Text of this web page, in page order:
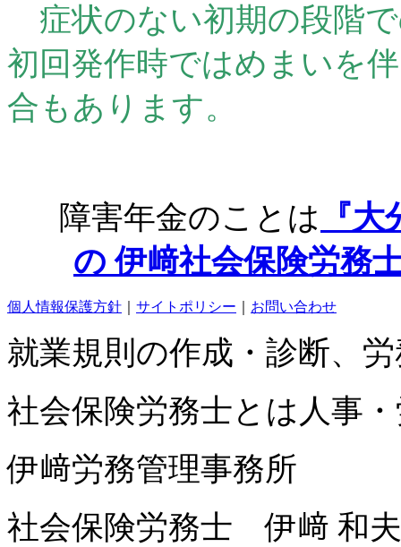
症状のない初期の段階
初回発作時ではめまいを
合もあります。
障害年金のことは 『
の伊﨑社会保険労務
個人情報保護方針 サイトポリシー お問い合わせ
就業規則の作成・診断、
社会保険労務士とは人事
伊﨑労務管理事務所
社会保険労務士 伊﨑 和夫